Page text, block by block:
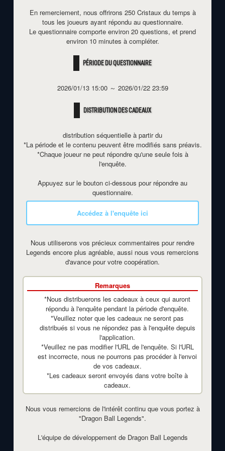
En remerciement, nous offrirons 250 Cristaux du temps à
tous les joueurs ayant répondu au questionnaire.
Le questionnaire comporte environ 20 questions, et prend
environ 10 minutes à compléter.
PÉRIODE DU QUESTIONNAIRE
2026/01/13 15:00～ 2026/01/22 23:59
DISTRIBUTION DES CADEAUX
distribution séquentielle à partir du
*La période et le contenu peuvent être modifiés sans préavis.
*Chaque joueur ne peut répondre qu'une seule fois à
l'enquête.
Appuyez sur le bouton ci-dessous pour répondre au
questionnaire.
Accédez à l'enquête ici
Nous utiliserons vos précieux commentaires pour rendre
Legends encore plus agréable, aussi nous vous remercions
d'avance pour votre coopération.
Remarques
*Nous distribuerons les cadeaux à ceux qui auront
répondu à l'enquête pendant la période d'enquête.
*Veuillez noter que les cadeaux ne seront pas
distribués si vous ne répondez pas à l'enquête depuis
l'application.
*Veuillez ne pas modifier l'URL de l'enquête. Si l'URL
est incorrecte, nous ne pourrons pas procéder à l'envoi
de vos cadeaux.
*Les cadeaux seront envoyés dans votre boîte à
cadeaux.
Nous vous remercions de l'intérêt continu que vous portez à
"Dragon Ball Legends".
L'équipe de développement de Dragon Ball Legends